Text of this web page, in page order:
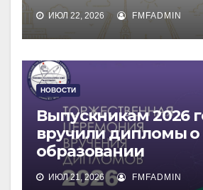
ИЮЛ 22, 2026 FMFADMIN
НОВОСТИ
Выпускникам 2026
вручили дипломы
образовании
ИЮЛ 21, 2026 FMFADMIN